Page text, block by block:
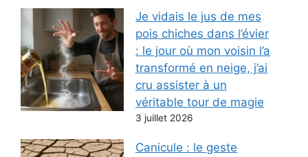
Je vidais le jus de mes
pois chiches dans l’évier
: le jour où mon voisin l’a
transformé en neige, j’ai
cru assister à un
véritable tour de magie
3 juillet 2026
Canicule : le geste